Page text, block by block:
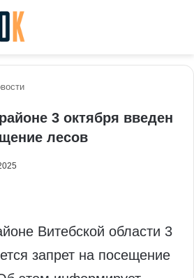
3 октября введен
лесов
Витебской области 3
запрет на посещение